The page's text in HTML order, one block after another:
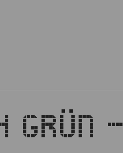
GRÜN –